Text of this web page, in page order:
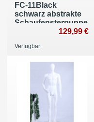
FC-11Black
schwarz abstrakte
Schaufensterpuppe
mit Metallplatte129,99 €
Verfügbar